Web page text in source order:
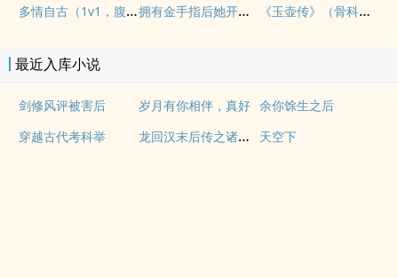
多情自古（1v1，腹黑内侍咸鱼皇后）
拥有金手指后她开始为所欲为（nph） 《玉壶传》（骨科）（兄妹）（np）
最近入库小说
剑修风评被害后 岁月有你相伴，真好 余你馀生之后
穿越古代考科举
龙回汉末后传之诸神战纪 天空下